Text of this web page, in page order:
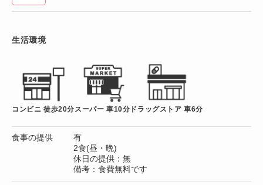
生活環境
コンビニ 徒歩20分スーパー 車10分 ドラッグストア 車6分
食事の提供
有
2食(昼・晩)
休日の提供：無
備考：食費無料です